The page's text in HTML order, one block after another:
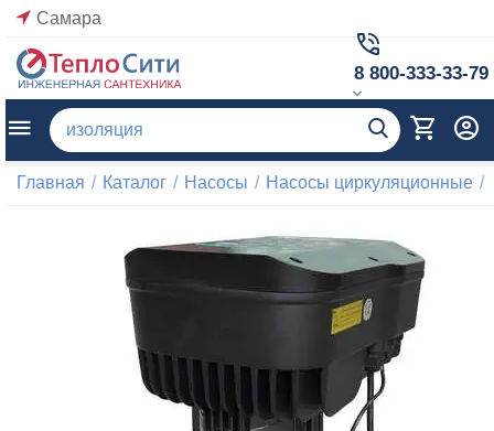
Самара
8 800-333-33-79
Главная / Каталог / Насосы / Насосы циркуляционные /